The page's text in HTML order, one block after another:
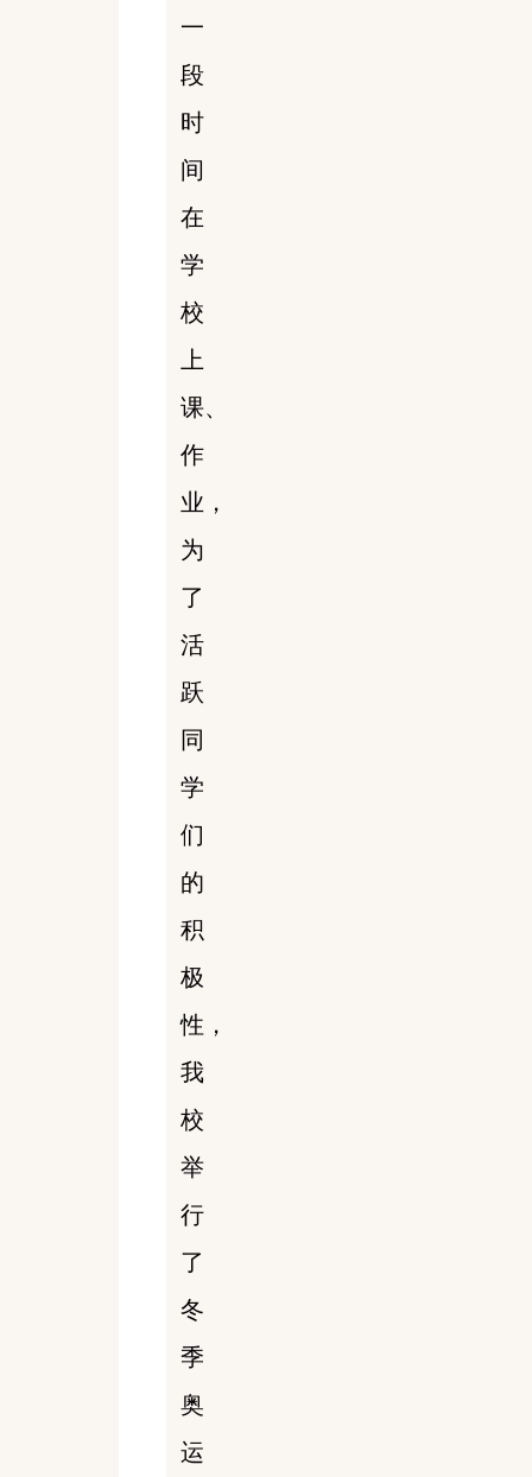
一
段
时
间
在
学
校
上
课、
作
业，
为
了
活
跃
同
学
们
的
积
极
性，
我
校
举
行
了
冬
季
奥
运